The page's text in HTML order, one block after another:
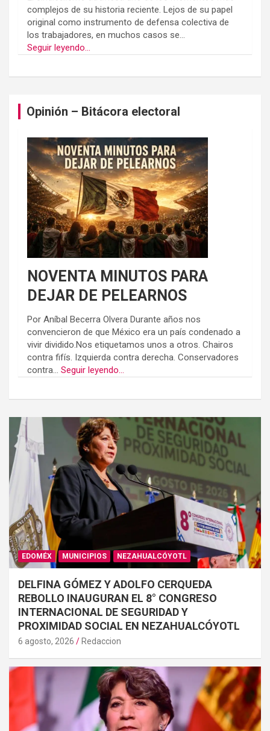
complejos de su historia reciente. Lejos de su papel
original como instrumento de defensa colectiva de
los trabajadores, en muchos casos se...
Seguir leyendo...
Opinión – Bitácora electoral
NOVENTA MINUTOS PARA
DEJAR DE PELEARNOS
Por Aníbal Becerra Olvera Durante años nos
convencieron de que México era un país condenado a
vivir dividido.Nos etiquetamos unos a otros. Chairos
contra fifís. Izquierda contra derecha. Conservadores
contra... Seguir leyendo...
EDOMÉX MUNICIPIOS NEZAHUALCÓYOTL
DELFINA GÓMEZ Y ADOLFO CERQUEDA
REBOLLO INAUGURAN EL 8° CONGRESO
INTERNACIONAL DE SEGURIDAD Y
PROXIMIDAD SOCIAL EN NEZAHUALCÓYOTL
6 agosto, 2026 Redaccion